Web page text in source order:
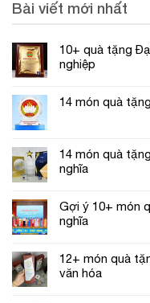
Bài viết mới nhất
10+ quà tặng
nghiệp
14 món quà
14 món quà
nghĩa
Gợi ý 10+ món
nghĩa
12+ món quà
văn hóa